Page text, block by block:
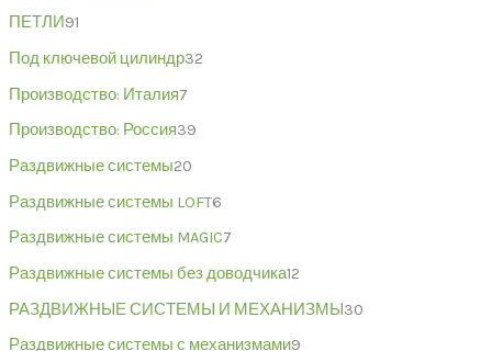
ПЕТЛИ91
Под ключевой цилиндр32
Производство: Италия7
Производство: Россия39
Раздвижные системы20
Раздвижные системы LOFT6
Раздвижные системы MAGIC7
Раздвижные системы без доводчика12
РАЗДВИЖНЫЕ СИСТЕМЫ И МЕХАНИЗМЫ 30
Раздвижные системы с механизмами9